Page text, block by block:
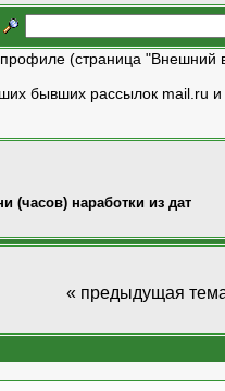
(страница "Внешний
бывших рассылок mail.ru
(часов) наработки из дат
« предыдущая